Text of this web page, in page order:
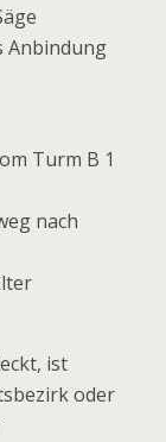
Anbindung
Turm B 1
nach
ist
oder